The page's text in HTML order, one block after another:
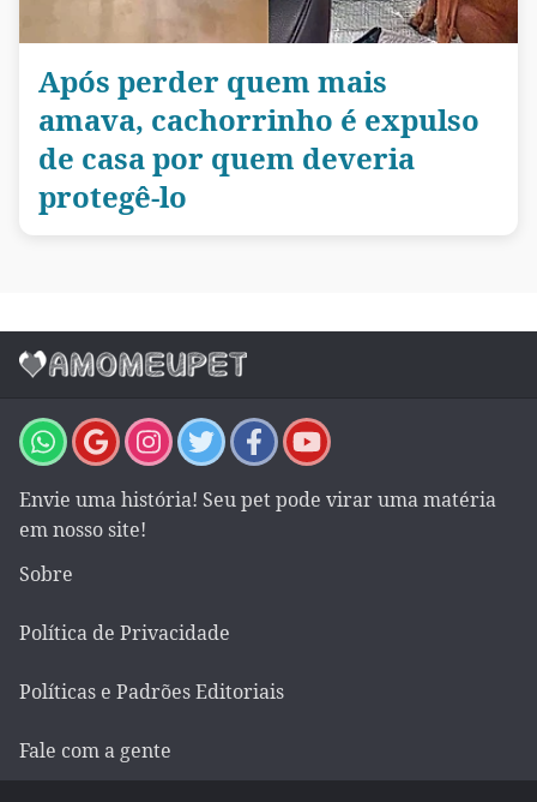
Após perder quem mais
amava, cachorrinho é expulso
de casa por quem deveria
protegê-lo
Envie uma história! Seu pet pode virar uma matéria
em nosso site!
Sobre
Política de Privacidade
Políticas e Padrões Editoriais
Fale com a gente